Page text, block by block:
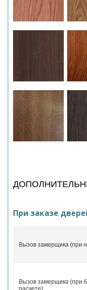
При заказе
Вызов замерщика (при
Вызов замерщика (при
расчете):